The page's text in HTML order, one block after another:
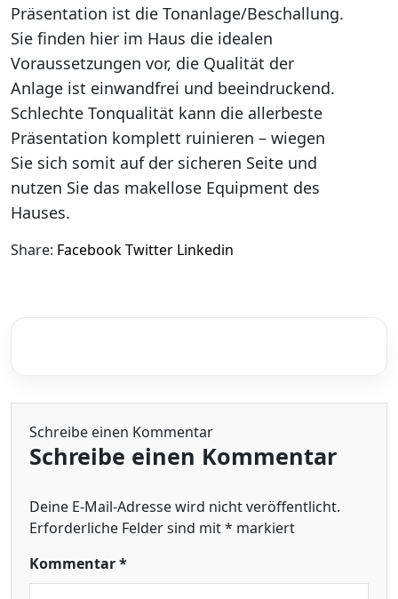
Präsentation ist die Tonanlage/Beschallung.
Sie finden hier im Haus die idealen
Voraussetzungen vor, die Qualität der
Anlage ist einwandfrei und beeindruckend.
Schlechte Tonqualität kann die allerbeste
Präsentation komplett ruinieren – wiegen
Sie sich somit auf der sicheren Seite und
nutzen Sie das makellose Equipment des
Hauses.
Share: FacebookTwitter Linkedin
Schreibe einen Kommentar
Schreibe einen Kommentar
Deine E-Mail-Adresse wird nicht veröffentlicht.
Erforderliche Felder sind mit* markiert
Kommentar*